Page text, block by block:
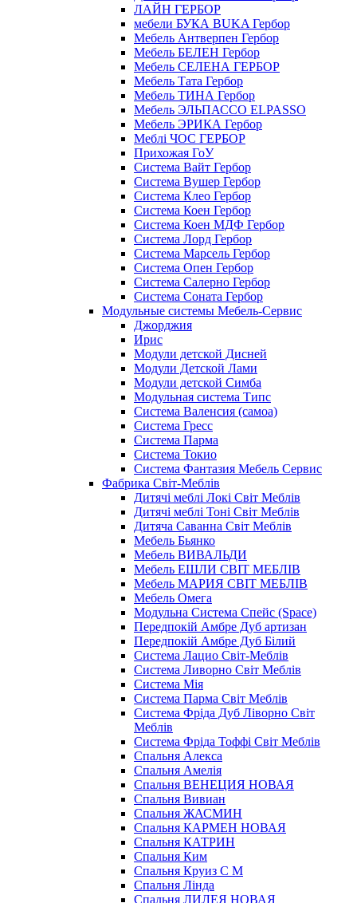
ЛАЙН ГЕРБОР
мебели БУКА BUKA Гербор
Мебель Антверпен Гербор
Мебель БЕЛЕН Гербор
Мебель СЕЛЕНА ГЕРБОР
Мебель Тата Гербор
Мебель ТИНА Гербор
Мебель ЭЛЬПАССО ELPASSO
Мебель ЭРИКА Гербор
Меблі ЧОС ГЕРБОР
Прихожая ГоУ
Система Вайт Гербор
Система Вушер Гербор
Система Клео Гербор
Система Коен Гербор
Система Коен МДФ Гербор
Система Лорд Гербор
Система Марсель Гербор
Система Опен Гербор
Система Салерно Гербор
Система Соната Гербор
Модульные системы Мебель-Сервис
Джорджия
Ирис
Модули детской Дисней
Модули Детской Лами
Модули детской Симба
Модульная система Типс
Система Валенсия (самоа)
Система Гресс
Система Парма
Система Токио
Система Фантазия Мебель Сервис
Фабрика Світ-Меблів
Дитячі меблі Локі Світ Меблів
Дитячі меблі Тоні Світ Меблів
Дитяча Саванна Світ Меблів
Мебель Бьянко
Мебель ВИВАЛЬДИ
Мебель ЕШЛИ СВІТ МЕБЛІВ
Мебель МАРИЯ СВІТ МЕБЛІВ
Мебель Омега
Модульна Cистема Спейс (Space)
Передпокій Амбре Дуб артизан
Передпокій Амбре Дуб Білий
Система Лацио Світ-Меблів
Система Ливорно Світ Меблів
Система Мія
Система Парма Свiт Меблiв
Система Фріда Дуб Ліворно Світ
Меблів
Система Фріда Тоффі Світ Меблів
Спальня Алекса
Спальня Амелія
Спальня ВЕНЕЦИЯ НОВАЯ
Спальня Вивиан
Спальня ЖАСМИН
Спальня КАРМЕН НОВАЯ
Спальня КАТРИН
Спальня Ким
Спальня Круиз С М
Спальня Лінда
Спальня ЛИЛЕЯ НОВАЯ